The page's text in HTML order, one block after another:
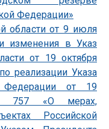
Федерации»
области от 9 июля
изменения в Указ
от 19 октября
реализации Указа
Федерации от 19
757 «О мерах,
Российской